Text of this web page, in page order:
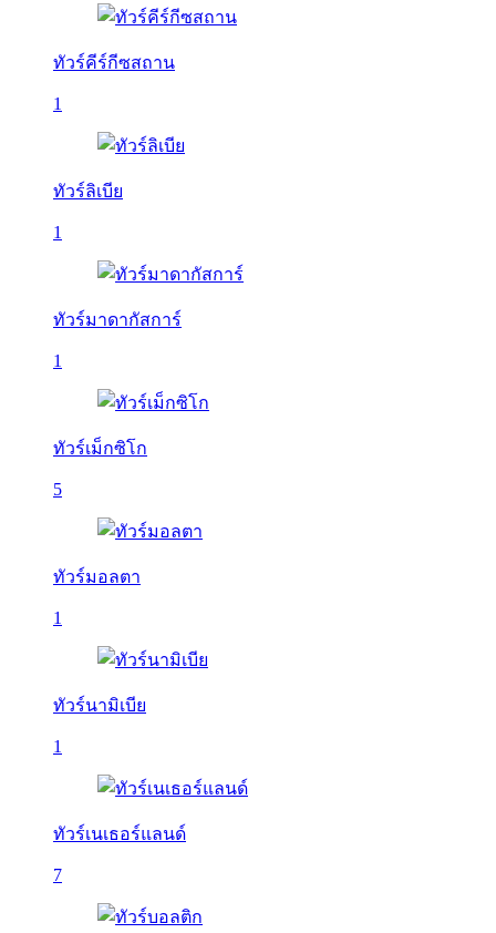
ทัวร์คีร์กีซสถาน
1
ทัวร์ลิเบีย
1
ทัวร์มาดากัสการ์
1
ทัวร์เม็กซิโก
5
ทัวร์มอลตา
1
ทัวร์นามิเบีย
1
ทัวร์เนเธอร์แลนด์
7